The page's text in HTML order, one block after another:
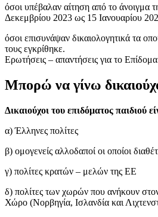
όσοι υπέβαλαν αίτηση από το άνοιγμα
Δεκεμβρίου 2023 ως 15 Ιανουαρίου
όσοι επισυνάψαν δικαιολογητικά τα
τους εγκρίθηκε.
Ερωτήσεις – απαντήσεις για το
Μπορώ να γίνω
Δικαιούχοι του επιδόματος παιδιού
α) Έλληνες πολίτες
β) ομογενείς αλλοδαποί οι οποίοι
γ) πολίτες κρατών – μελών της ΕΕ
δ) πολίτες των χωρών που ανήκουν
Χώρο (Νορβηγία, Ισλανδία και